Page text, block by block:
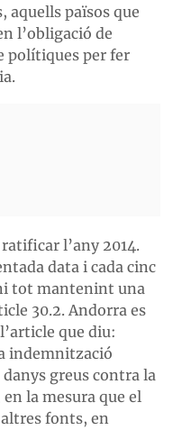
aquells països que
l’obligació de
polítiques per fer
l’any 2014.
data i cada cinc
tot mantenint una
30.2. Andorra es
que diu:
indemnització
greus contra la
la mesura que el
fonts, en